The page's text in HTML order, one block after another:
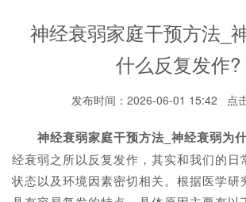
神经衰弱家庭干预方法_
什么反复发作?
发布时间：2026-06-01 15:42 点
神经衰弱家庭干预方法_ 神经衰弱为
经衰弱之所以反复发作，其实和我们的日
状态以及环境因素密切相关。根据医学研